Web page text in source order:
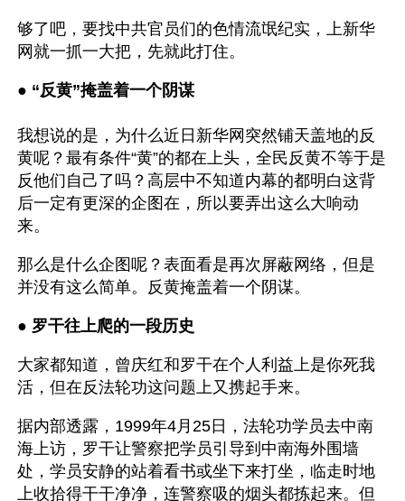
够了吧，要找中共官员们的色情流氓纪实，上新华
网就一抓一大把，先就此打住。
● “反黄”掩盖着一个阴谋
我想说的是，为什么近日新华网突然铺天盖地的反
黄呢？最有条件“黄”的都在上头，全民反黄不等于是
反他们自己了吗？高层中不知道内幕的都明白这背
后一定有更深的企图在，所以要弄出这么大响动
来。
那么是什么企图呢？表面看是再次屏蔽网络，但是
并没有这么简单。反黄掩盖着一个阴谋。
● 罗干往上爬的一段历史
大家都知道，曾庆红和罗干在个人利益上是你死我
活，但在反法轮功这问题上又携起手来。
据内部透露，1999年4月25日，法轮功学员去中南
海上访，罗干让警察把学员引导到中南海外围墙
处，学员安静的站着看书或坐下来打坐，临走时地
上收拾得干干净净，连警察吸的烟头都拣起来。但